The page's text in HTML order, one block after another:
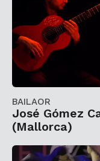
BAILAOR
José Gómez
(Mallorca)